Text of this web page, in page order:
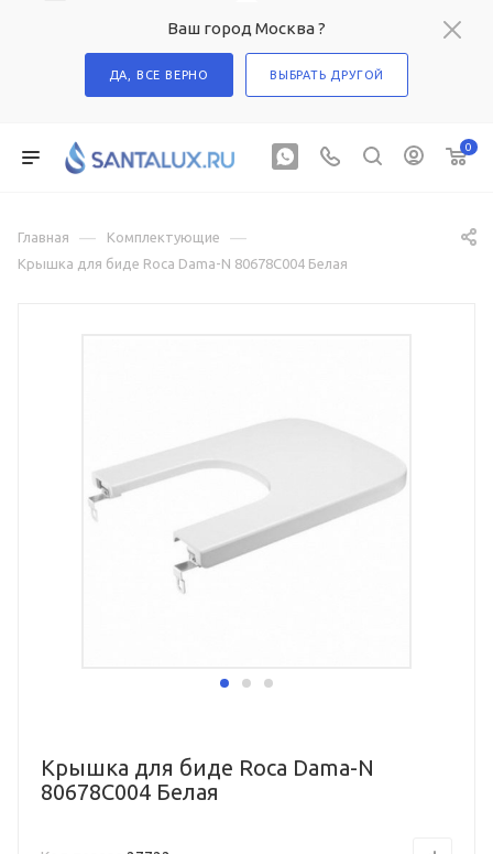
Ваш город Москва ?
ДА, ВСЕ ВЕРНО ВЫБРАТЬ ДРУГОЙ
0
Главная — Комплектующие —
Крышка для биде Roca Dama-N 80678C004 Белая
Крышка для биде Roca Dama-N
80678C004 Белая